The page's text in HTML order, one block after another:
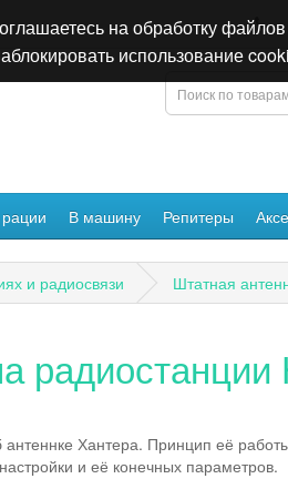
В машину Репитеры
и радиосвязи Штатная
радиостанции
Хантера. Принцип её
и её конечных параметров.
на обработку
использование